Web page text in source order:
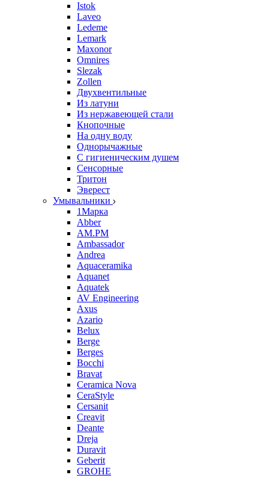
Istok
Laveo
Ledeme
Lemark
Maxonor
Omnires
Slezak
Zollen
Двухвентильные
Из латуни
Из нержавеющей стали
Кнопочные
На одну воду
Однорычажные
С гигиеническим душем
Сенсорные
Тритон
Эверест
Умывальники
1Марка
Abber
AM.PM
Ambassador
Andrea
Aquaceramika
Aquanet
Aquatek
AV Engineering
Axus
Azario
Belux
Berge
Berges
Bocchi
Bravat
Ceramica Nova
CeraStyle
Cersanit
Creavit
Deante
Dreja
Duravit
Geberit
GROHE